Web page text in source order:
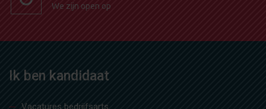
We zijn open op
Ik ben kandidaat
Vacatures bedrijfsarts